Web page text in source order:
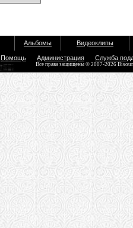
Альбомы Видеоклипы
Помощь Администрация Служба
Все права защищены © 2007-2026